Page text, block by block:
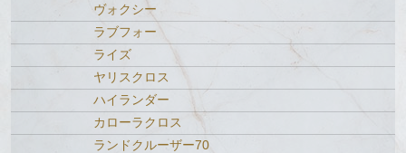
ヴォクシー
ラブフォー
ライズ
ヤリスクロス
ハイランダー
カローラクロス
ランドクルーザー70